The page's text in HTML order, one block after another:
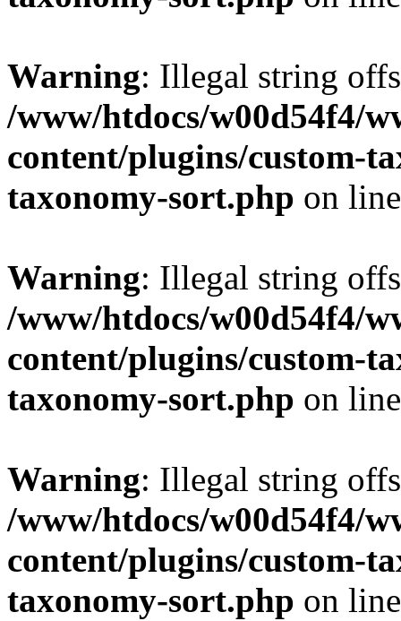
Warning: Illegal string
/www/htdocs/w00d54f4/
content/plugins/custom-
taxonomy-sort.php on
Warning: Illegal string
/www/htdocs/w00d54f4/
content/plugins/custom-
taxonomy-sort.php on
Warning: Illegal string
/www/htdocs/w00d54f4/
content/plugins/custom-
taxonomy-sort.php on